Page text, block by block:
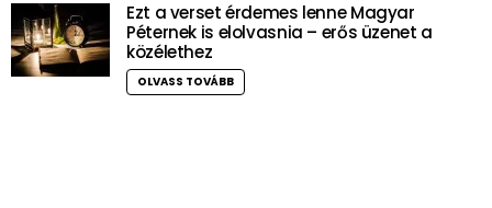
Ezt a verset érdemes lenne Magyar
Péternek is elolvasnia – erős üzenet a
közélethez
OLVASS TOVÁBB